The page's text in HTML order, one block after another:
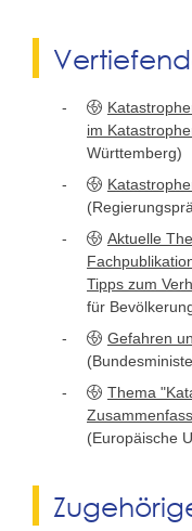
im
Württemberg)
Aktuelle
Tipps zum
für
Gefahren
Thema
(Europäische